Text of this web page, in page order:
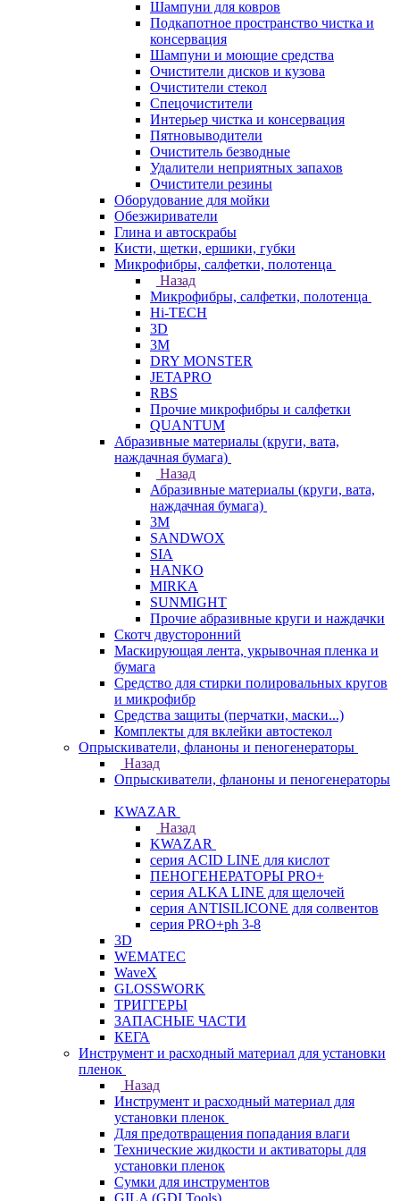
Шампуни для ковров
Подкапотное пространство чистка и
консервация
Шампуни и моющие средства
Очистители дисков и кузова
Очистители стекол
Спецочистители
Интерьер чистка и консервация
Пятновыводители
Очиститель безводные
Удалители неприятных запахов
Очистители резины
Оборудование для мойки
Обезжириватели
Глина и автоскрабы
Кисти, щетки, ершики, губки
Микрофибры, салфетки, полотенца
Назад
Микрофибры, салфетки, полотенца
Hi-TECH
3D
3М
DRY MONSTER
JETAPRO
RBS
Прочие микрофибры и салфетки
QUANTUM
Абразивные материалы (круги, вата,
наждачная бумага)
Назад
Абразивные материалы (круги, вата,
наждачная бумага)
3М
SANDWOX
SIA
HANKO
MIRKA
SUNMIGHT
Прочие абразивные круги и наждачки
Скотч двусторонний
Маскирующая лента, укрывочная пленка и
бумага
Средство для стирки полировальных кругов
и микрофибр
Средства защиты (перчатки, маски...)
Комплекты для вклейки автостекол
Опрыскиватели, фланоны и пеногенераторы
Назад
Опрыскиватели, фланоны и пеногенераторы
KWAZAR
Назад
KWAZAR
серия ACID LINE для кислот
ПЕНОГЕНЕРАТОРЫ PRO+
серия ALKA LINE для щелочей
серия ANTISILICONE для солвентов
серия PRO+ph 3-8
3D
WEMATEC
WaveX
GLOSSWORK
ТРИГГЕРЫ
ЗАПАСНЫЕ ЧАСТИ
КЕГА
Инструмент и расходный материал для установки
пленок
Назад
Инструмент и расходный материал для
установки пленок
Для предотвращения попадания влаги
Технические жидкости и активаторы для
установки пленок
Сумки для инструментов
GILA (GDI Tools)